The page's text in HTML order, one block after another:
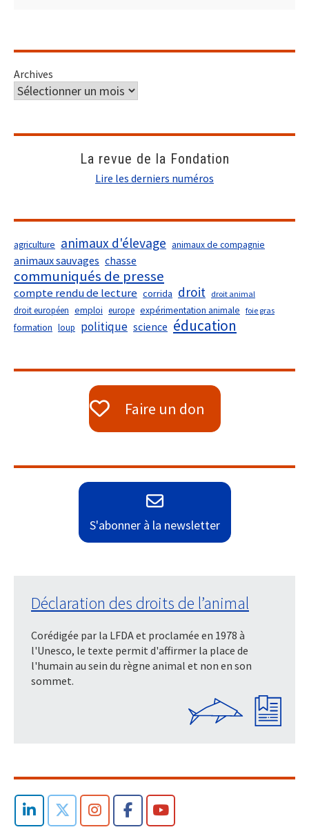
Archives
La revue de la Fondation
Lire les derniers numéros
agriculture animaux d'élevage animaux de compagnie
animaux sauvages chasse
communiqués de presse
compte rendu de lecture corrida droit droit animal
droit européen emploi europe expérimentation animale foie gras
formation loup politique science éducation
Faire un don
S'abonner à la newsletter
Déclaration des droits de l’animal
Corédigée par la LFDA et proclamée en 1978 à
l'Unesco, le texte permit d'affirmer la place de
l'humain au sein du règne animal et non en son
sommet.